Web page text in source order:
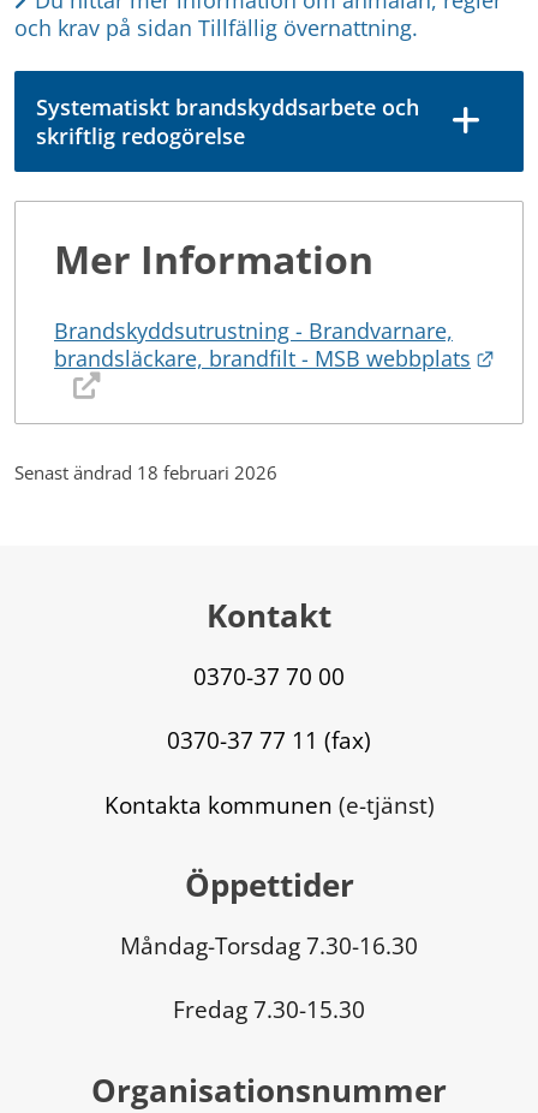
och krav på sidan Tillfällig övernattning.
Systematiskt brandskyddsarbete och
skriftlig redogörelse
Mer Information
Brandskyddsutrustning - Brandvarnare,
brandsläckare, brandfilt - MSB webbplats
Senast ändrad 18 februari 2026
Kontakt
0370-37 70 00
0370-37 77 11 (fax)
Kontakta kommunen (e-tjänst)
Öppettider
Måndag-Torsdag 7.30-16.30
Fredag 7.30-15.30
Organisationsnummer